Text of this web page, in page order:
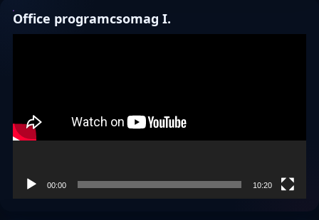
Office programcsomag I.
00:00 10:20